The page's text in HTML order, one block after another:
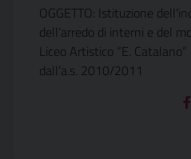
OGGETTO: Istituzione
dell’arredo di interni e del
Liceo Artistico “E.
dall’a.s. 2010/2011